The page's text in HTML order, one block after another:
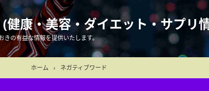
康・美容・ダイエット・サプリ
きの有益な情報を提供いたします。
ホーム › ネガティブワード